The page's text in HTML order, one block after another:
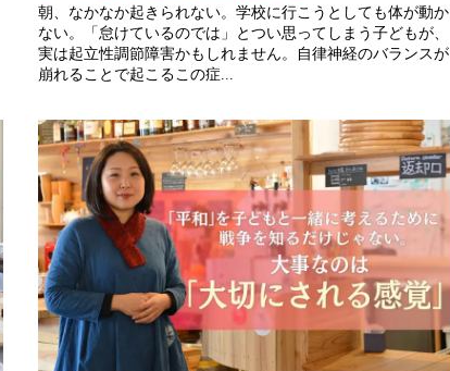
朝、なかなか起きられない。学校に行こうとしても体が動か
ない。「怠けているのでは」とつい思ってしまう子どもが、
実は起立性調節障害かもしれません。自律神経のバランスが
崩れることで起こるこの症...